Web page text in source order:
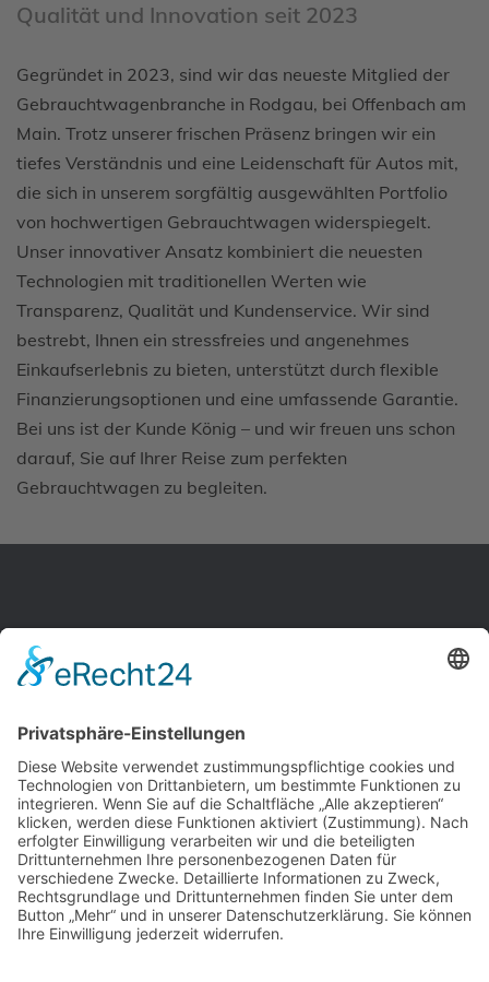
Qualität und Innovation seit 2023
Gegründet in 2023, sind wir das neueste Mitglied der
Gebrauchtwagenbranche in Rodgau, bei Offenbach am
Main. Trotz unserer frischen Präsenz bringen wir ein
tiefes Verständnis und eine Leidenschaft für Autos mit,
die sich in unserem sorgfältig ausgewählten Portfolio
von hochwertigen Gebrauchtwagen widerspiegelt.
Unser innovativer Ansatz kombiniert die neuesten
Technologien mit traditionellen Werten wie
Transparenz, Qualität und Kundenservice. Wir sind
bestrebt, Ihnen ein stressfreies und angenehmes
Einkaufserlebnis zu bieten, unterstützt durch flexible
Finanzierungsoptionen und eine umfassende Garantie.
Bei uns ist der Kunde König – und wir freuen uns schon
darauf, Sie auf Ihrer Reise zum perfekten
Gebrauchtwagen zu begleiten.
+49(0) 6181 189 3297
info@ahg-rodgau.de
Fax: +49 (0) 6106 6686 512
Breslauer Str. 14
63452 Hanau, Hessen